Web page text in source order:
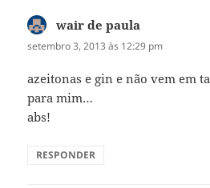
wair de paula
setembro 3, 2013 às 12:29 pm
azeitonas e gin e não vem em
para mim…
abs!
RESPONDER